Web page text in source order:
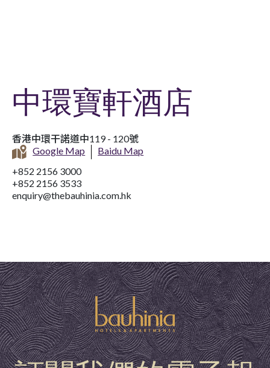
中環寶軒酒店
香港中環干諾道中119 - 120號
Google Map
Baidu Map
+852 2156 3000
+852 2156 3533
enquiry@thebauhinia.com.hk